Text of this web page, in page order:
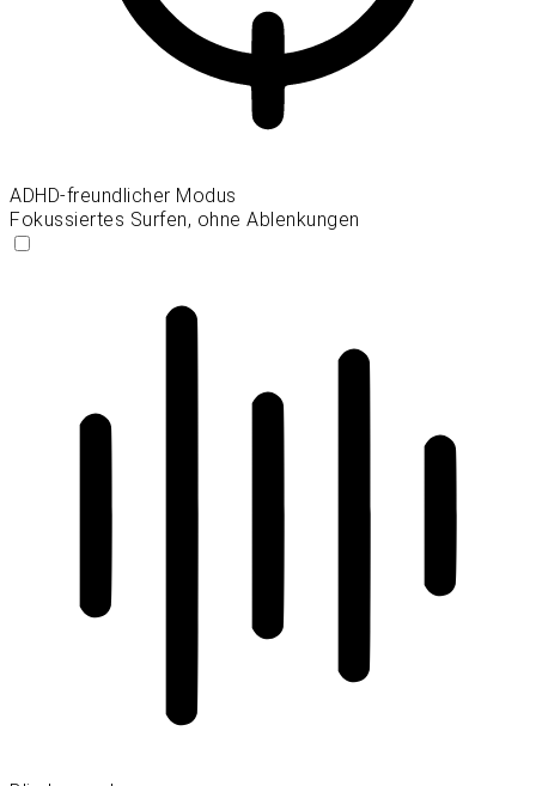
ADHD-freundlicher Modus
Fokussiertes Surfen, ohne Ablenkungen